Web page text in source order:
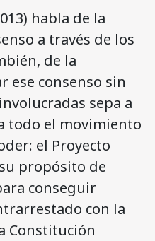
habla de la
a través de los
de la
ese consenso sin
sepa a
todo el movimiento
el Proyecto
propósito de
conseguir
con la
Constitución